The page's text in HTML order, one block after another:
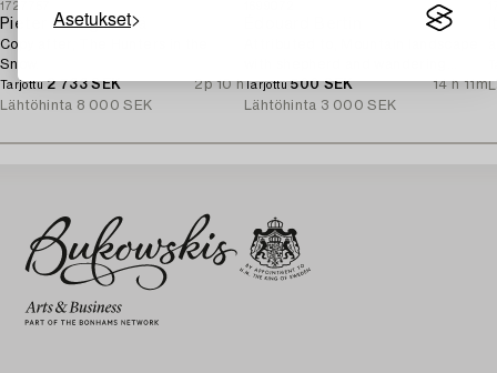
Asetukset
1727757
Pieter Brueghel dä
Copy after, The Hunters in the
Snow.
Tarjottu 2 733 SEK
2p 10 h
Lähtöhinta 8 000 SEK
woman.
Tarjottu500 SEK
14 h 11m
Lähtöhinta 3 000 SEK